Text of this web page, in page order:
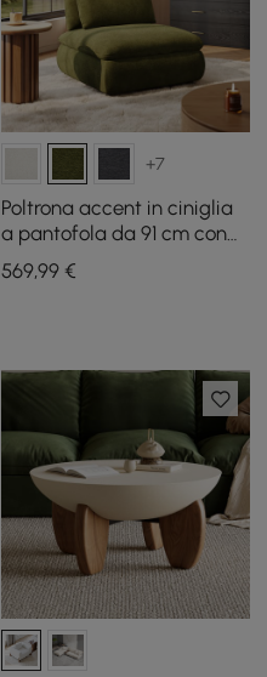
+7
Poltrona accent in ciniglia
a pantofola da 91 cm con
contenitore nascosto e
schienale rimovibile
569,99€